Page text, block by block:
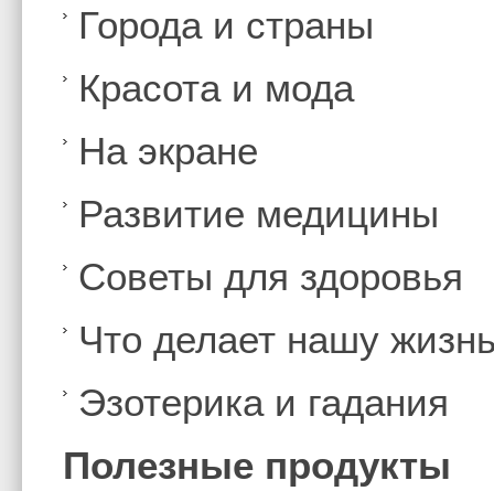
Города и страны
Красота и мода
На экране
Развитие медицины
Советы для здоровья
Что делает нашу
Эзотерика и гадания
Полезные продукты